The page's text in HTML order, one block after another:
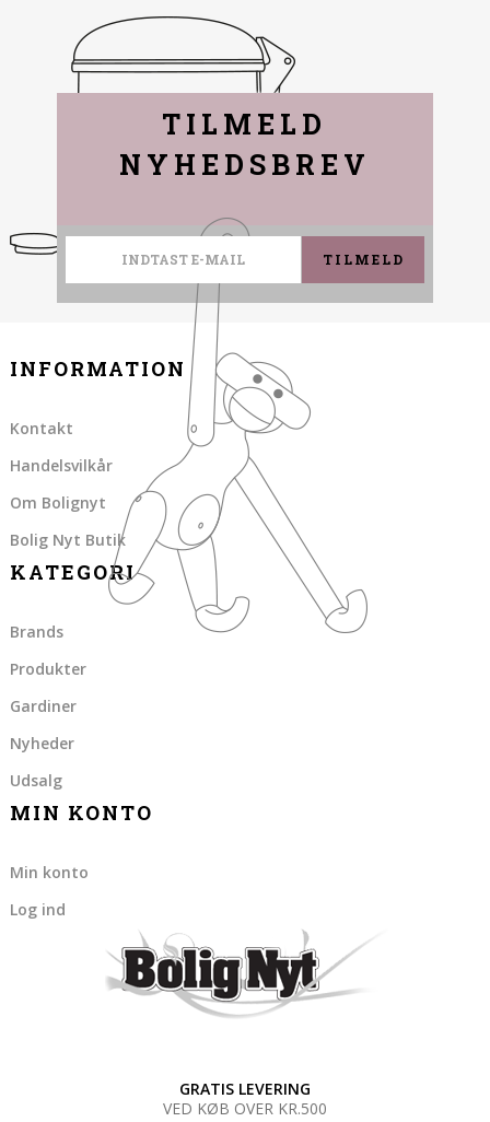
TILMELD
NYHEDSBREV
TILMELD
INFORMATION
Kontakt
Handelsvilkår
Om Bolignyt
Bolig Nyt Butik
KATEGORI
Brands
Produkter
Gardiner
Nyheder
Udsalg
MIN KONTO
Min konto
Log ind
GRATIS LEVERING
VED KØB OVER KR.500